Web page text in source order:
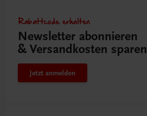
Rabattcode erhalten
Newsletter abonnieren
& Versandkosten sparen
Jetzt anmelden